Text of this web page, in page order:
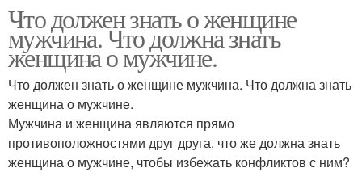
Что должен знать о женщине
мужчина. Что должна знать
женщина о мужчине.
Что должен знать о женщине мужчина. Что должна знать
женщина о мужчине.
Мужчина и женщина являются прямо
противоположностями друг друга, что же должна знать
женщина о мужчине, чтобы избежать конфликтов с ним?